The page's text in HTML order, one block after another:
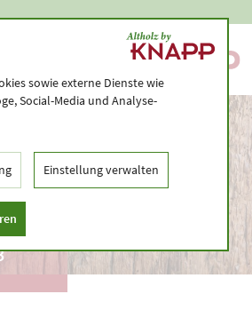
C
sowie externe Dienste wie
Social-Media und Analyse-
Einstellung verwalten